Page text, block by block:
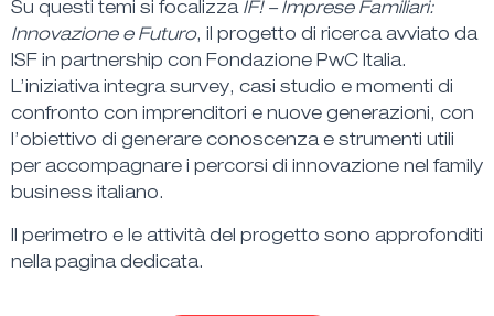
Su questi temi si focalizzaIF! – Imprese Familiari:
Innovazione e Futuro, il progetto di ricerca avviato da
ISF in partnership con Fondazione PwC Italia.
L’iniziativa integrasurvey, casi studio e momenti di
confronto con imprenditori e nuove generazioni, con
l’obiettivo di generare conoscenza e strumenti utili
per accompagnare i percorsi di innovazione nel family
business italiano.
Il perimetro e le attività del progetto sono approfonditi
nella pagina dedicata.